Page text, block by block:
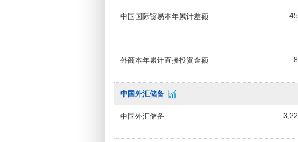
中国国际贸易本年累计差额
外商本年累计直接投资金额
中国外汇储备
中国外汇储备